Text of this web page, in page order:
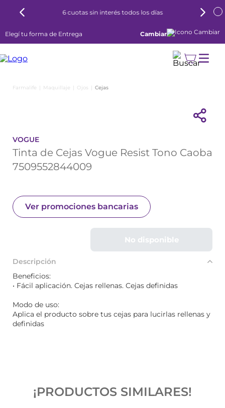
6 cuotas sin interés todos los días
Elegí tu forma de Entrega Cambiar
Maquillaje Ojos Cejas
VOGUE
Tinta de Cejas Vogue Resist Tono Caoba
7509552844009
Ver promociones bancarias
No disponible
Descripción
Beneficios:
• Fácil aplicación. Cejas rellenas. Cejas definidas
Modo de uso:
Aplica el producto sobre tus cejas para lucirlas rellenas y
definidas
¡PRODUCTOS SIMILARES!